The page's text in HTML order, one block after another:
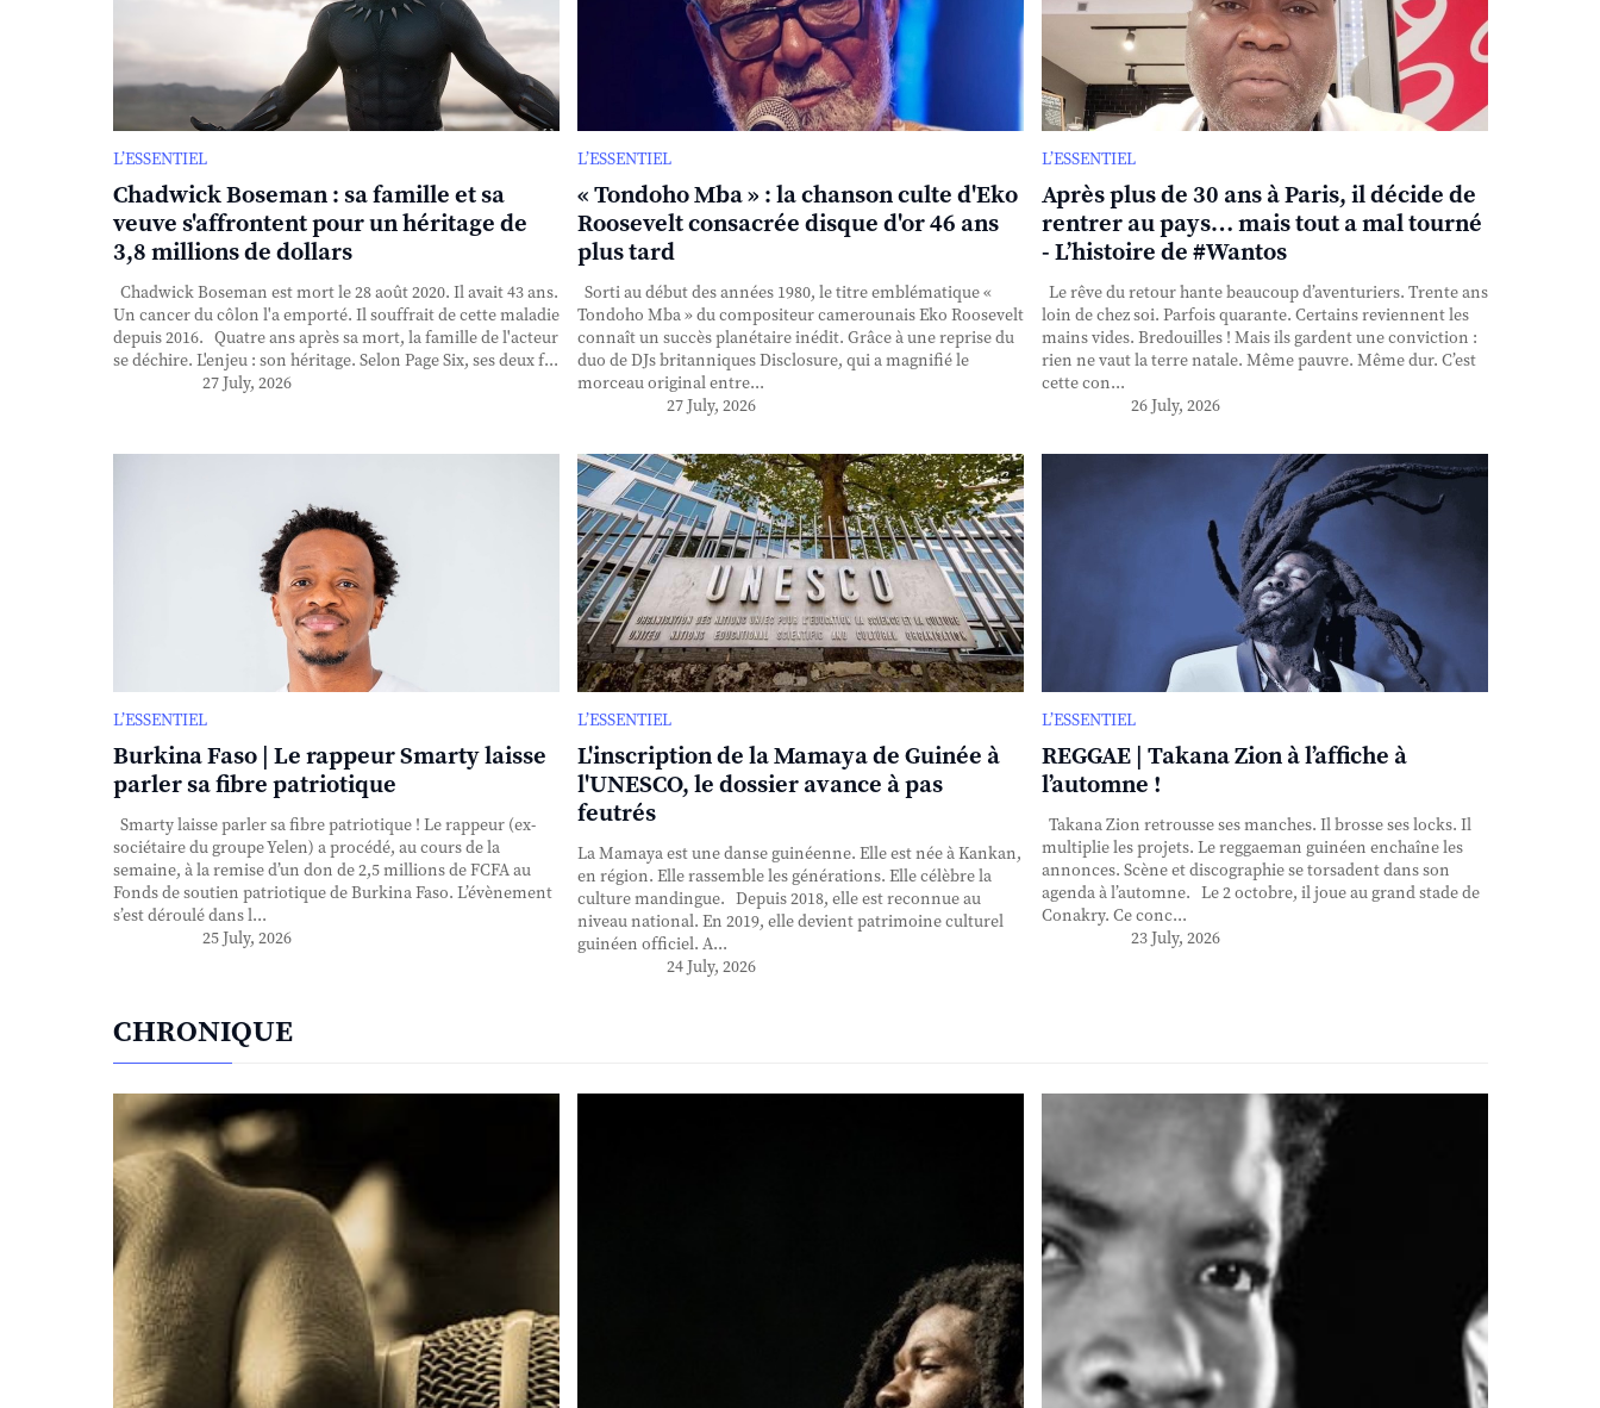
L’ESSENTIEL
Chadwick Boseman : sa famille et sa
veuve s'affrontent pour un héritage de
3,8 millions de dollars
Chadwick Boseman est mort le 28 août 2020. Il avait 43 ans.
Un cancer du côlon l'a emporté. Il souffrait de cette maladie
depuis 2016. Quatre ans après sa mort, la famille de l'acteur
se déchire. L'enjeu : son héritage. Selon Page Six, ses deux f...
27 July, 2026
L’ESSENTIEL
« Tondoho Mba » : la chanson culte d'Eko
Roosevelt consacrée disque d'or 46 ans
plus tard
Sorti au début des années 1980, le titre emblématique «
Tondoho Mba » du compositeur camerounais Eko Roosevelt
connaît un succès planétaire inédit. Grâce à une reprise du
duo de DJs britanniques Disclosure, qui a magnifié le
morceau original entre...
27 July, 2026
L’ESSENTIEL
Après plus de 30 ans à Paris, il décide de
rentrer au pays… mais tout a mal tourné
- L’histoire de #Wantos
Le rêve du retour hante beaucoup d’aventuriers. Trente ans
loin de chez soi. Parfois quarante. Certains reviennent les
mains vides. Bredouilles ! Mais ils gardent une conviction :
rien ne vaut la terre natale. Même pauvre. Même dur. C’est
cette con...
26 July, 2026
L’ESSENTIEL
Burkina Faso | Le rappeur Smarty laisse
parler sa fibre patriotique
Smarty laisse parler sa fibre patriotique ! Le rappeur (ex-
sociétaire du groupe Yelen) a procédé, au cours de la
semaine, à la remise d’un don de 2,5 millions de FCFA au
Fonds de soutien patriotique de Burkina Faso. L’évènement
s’est déroulé dans l...
25 July, 2026
L’ESSENTIEL
L'inscription de la Mamaya de Guinée à
l'UNESCO, le dossier avance à pas
feutrés
La Mamaya est une danse guinéenne. Elle est née à Kankan,
en région. Elle rassemble les générations. Elle célèbre la
culture mandingue. Depuis 2018, elle est reconnue au
niveau national. En 2019, elle devient patrimoine culturel
guinéen officiel. A...
24 July, 2026
L’ESSENTIEL
REGGAE | Takana Zion à l’affiche à
l’automne !
Takana Zion retrousse ses manches. Il brosse ses locks. Il
multiplie les projets. Le reggaeman guinéen enchaîne les
annonces. Scène et discographie se torsadent dans son
agenda à l’automne. Le 2 octobre, il joue au grand stade de
Conakry. Ce conc...
23 July, 2026
CHRONIQUE